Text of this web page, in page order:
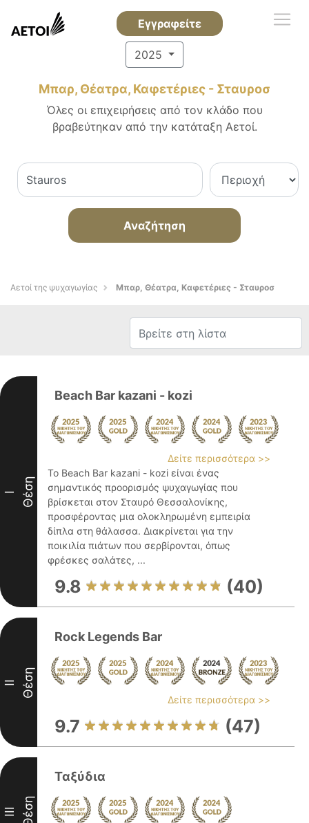
Εγγραφείτε
2025
Μπαρ, Θέατρα, Καφετέριες - Σταυροσ
Όλες οι επιχειρήσεις από τον κλάδο που
βραβεύτηκαν από την κατάταξη Αετοί.
Αναζήτηση
Αετοί της ψυχαγωγίας Μπαρ, Θέατρα, Καφετέριες - Σταυροσ
I Θέση
Beach Bar kazani - kozi
Δείτε περισσότερα >>
Το Beach Bar kazani - kozi είναι ένας
σημαντικός προορισμός ψυχαγωγίας που
βρίσκεται στον Σταυρό Θεσσαλονίκης,
προσφέροντας μια ολοκληρωμένη εμπειρία
δίπλα στη θάλασσα. Διακρίνεται για την
ποικιλία πιάτων που σερβίρονται, όπως
φρέσκες σαλάτες, ...
9.8 (40)
II Θέση
Rock Legends Bar
Δείτε περισσότερα >>
9.7 (47)
III Θέση
Ταξύδια